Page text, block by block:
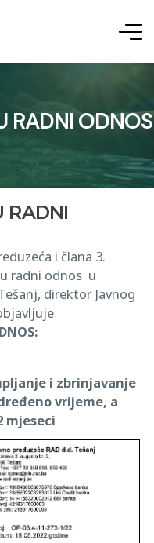
RADNI ODNOS
RADNI
i člana 3.
radni odnos u
direktor Javnog
i zbrinjavanje
vrijeme, a
mjeseci